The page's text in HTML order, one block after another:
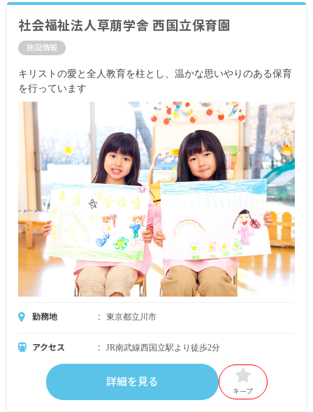
社会福祉法人草萠学舎 西国立保育園
施設情報
キリストの愛と全人教育を柱とし、温かな思いやりのある保育
を行っています
勤務地 東京都立川市
アクセス JR南武線西国立駅より徒歩2分
詳細を見る
キープ